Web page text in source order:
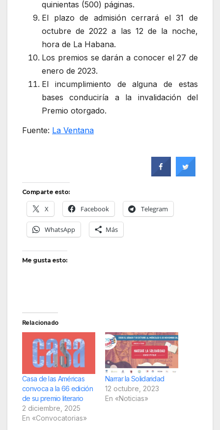
quinientas (500) páginas.
El plazo de admisión cerrará el 31 de
octubre de 2022 a las 12 de la noche,
hora de La Habana.
Los premios se darán a conocer el 27 de
enero de 2023.
El incumplimiento de alguna de estas
bases conduciría a la invalidación del
Premio otorgado.
Fuente: La Ventana
Comparte esto:
X Facebook Telegram
WhatsApp Más
Me gusta esto:
Relacionado
Casa de las Américas
convoca a la 66 edición
de su premio literario
2 diciembre, 2025
En «Convocatorias»
Narrar la Solidaridad
12 octubre, 2023
En «Noticias»